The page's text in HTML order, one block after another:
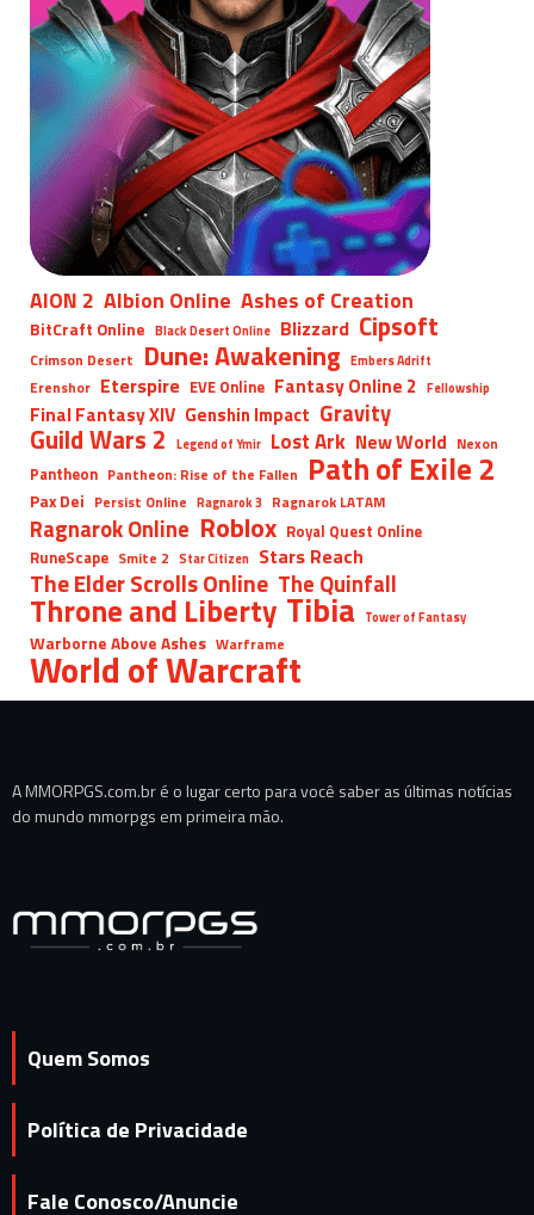
AION 2 Albion Online Ashes of Creation
BitCraft Online Black Desert Online Blizzard Cipsoft
Crimson Desert Dune: Awakening Embers Adrift
Erenshor Eterspire EVE Online Fantasy Online 2 Fellowship
Final Fantasy XIV Genshin Impact Gravity
Guild Wars 2 Legend of Ymir Lost Ark New World Nexon
Pantheon Pantheon: Rise of the Fallen Path of Exile 2
Pax Dei Persist Online Ragnarok 3 Ragnarok LATAM
Ragnarok Online Roblox Royal Quest Online
RuneScape Smite 2 Star Citizen Stars Reach
The Elder Scrolls Online The Quinfall
Throne and Liberty Tibia Tower of Fantasy
Warborne Above Ashes Warframe
World of Warcraft
A MMORPGS.com.br é o lugar certo para você saber as últimas notícias
do mundo mmorpgs em primeira mão.
Quem Somos
Política de Privacidade
Fale Conosco/Anuncie